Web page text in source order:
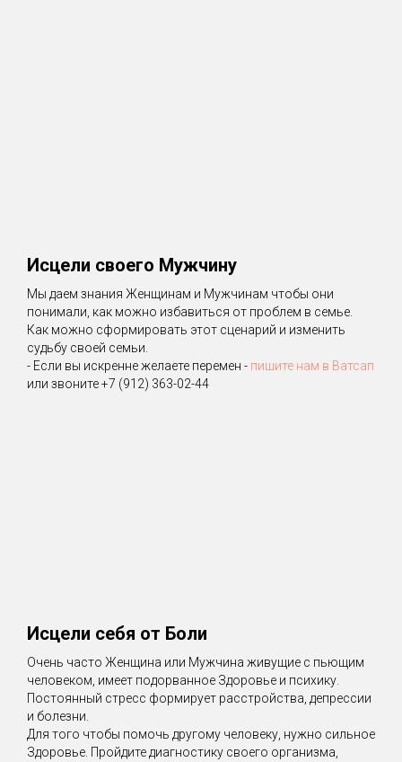
Исцели своего Мужчину
Мы даем знания Женщинам и Мужчинам чтобы они
понимали, как можно избавиться от проблем в семье.
Как можно сформировать этот сценарий и изменить
судьбу своей семьи.
- Если вы искренне желаете перемен - пишите нам в Ватсап
или звоните +7 (912) 363-02-44
Исцели себя от Боли
Очень часто Женщина или Мужчина живущие с пьющим
человеком, имеет подорванное Здоровье и психику.
Постоянный стресс формирует расстройства, депрессии
и болезни.
Для того чтобы помочь другому человеку, нужно сильное
Здоровье. Пройдите диагностику своего организма,